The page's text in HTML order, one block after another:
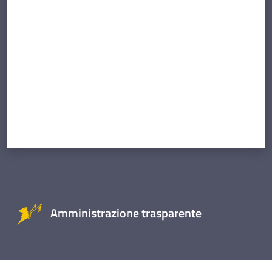
Amministrazione trasparente